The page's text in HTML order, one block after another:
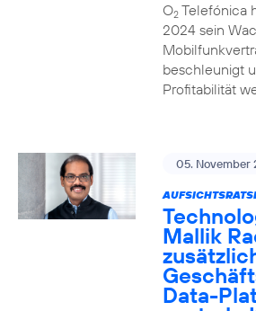
O2Telefónica
2024 sein
beschleunigt
Profitabilität
05. November
Mallik
Data-